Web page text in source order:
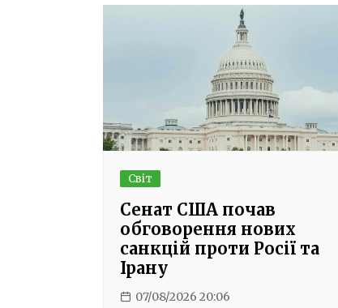
Світ
Сенат США почав
обговорення нових
санкцій проти Росії та
Ірану
07/08/2026 20:06